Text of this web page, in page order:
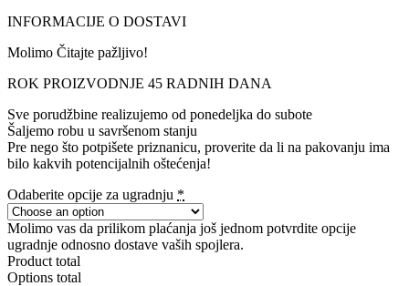
INFORMACIJE O DOSTAVI
Molimo Čitajte pažljivo!
ROK PROIZVODNJE 45 RADNIH DANA
Sve porudžbine realizujemo od ponedeljka do subote
Šaljemo robu u savršenom stanju
Pre nego što potpišete priznanicu, proverite da li na pakovanju ima
bilo kakvih potencijalnih oštećenja!
Odaberite opcije za ugradnju *
Molimo vas da prilikom plaćanja još jednom potvrdite opcije
ugradnje odnosno dostave vaših spojlera.
Product total
Options total